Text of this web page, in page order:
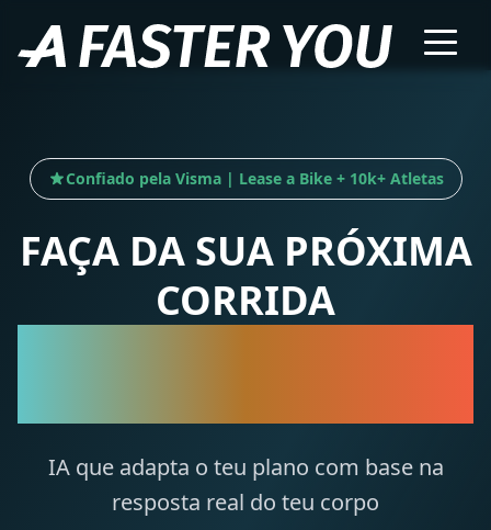
Confiado pela Visma | Lease a Bike + 10k+ Atletas
FAÇA DA SUA PRÓXIMA
CORRIDA
IA que adapta o teu plano com base na
resposta real do teu corpo